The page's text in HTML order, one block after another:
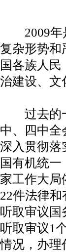
2009年是
复杂形势和
国各族人
治建设、文
过去的一
中、四中全
深入贯彻落
国有机统
家工作大局
22件法律
听取审议国
听取审议1
情况，办理